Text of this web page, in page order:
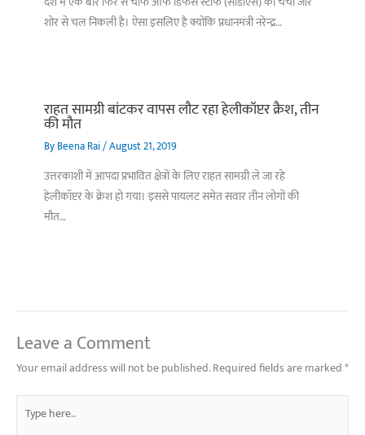
शोर से चल निकली है। ऐसा इसलिए है क्योंकि प्रधानमंत्री नरेन्द्र…
राहत सामग्री बांटकर वापस लौट रहा हेलीकॉप्टर क्रैश, तीन
की मौत
ByBeena Rai/August 21, 2019
उत्तरकाशी में आपदा प्रभावित क्षेत्रों के लिए राहत सामग्री ले जा रहे
हेलीकॉप्टर के क्रेश हो गया। इससे पायलट समेत सवार तीन लोगों की
मौत…
Leave a Comment
Your email address will not be published.Required fields are marked*
here..